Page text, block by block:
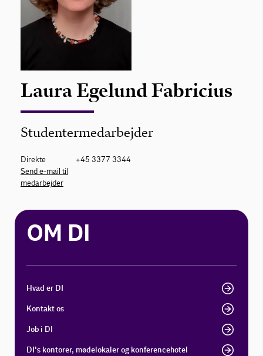
Laura Egelund Fabricius
Studentermedarbejder
Direkte
+45 3377 3344
Send e-mail til
medarbejder
OM DI
Hvad er DI
Kontakt os
Job i DI
DI's kontorer, mødelokaler og konferencehotel